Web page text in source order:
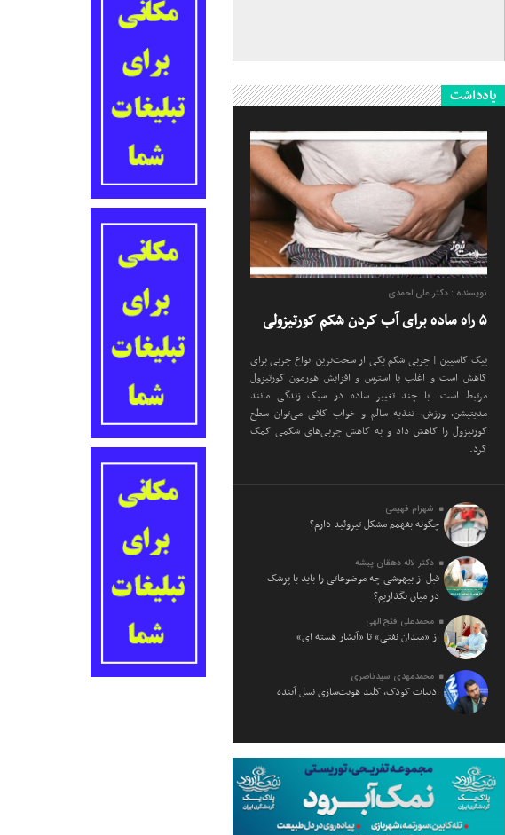
یادداشت
نویسنده : دکتر علی احمدی
۵ راه ساده برای آب کردن شکم کورتیزولی
پیک کاسپین | چربی شکم یکی از سخت‌ترین انواع چربی برای
کاهش است و اغلب با استرس و افزایش هورمون کورتیزول
مرتبط است. با چند تغییر ساده در سبک زندگی مانند
مدیتیشن، ورزش، تغذیه سالم و خواب کافی می‌توان سطح
کورتیزول را کاهش داد و به کاهش چربی‌های شکمی کمک
کرد.
شهرام فهیمی
چگونه بفهمم مشکل تیروئید دارم؟
دکتر لاله دهقان پیشه
قبل از بیهوشی چه موضوعاتی را باید با پزشک
در میان بگذاریم؟
محمدعلی فتح الهی
از «میدان نفتی» تا «آبشار هسته ای»
محمدمهدی سیدناصری
ادبیات کودک، کلید هویت‌سازی نسل آینده